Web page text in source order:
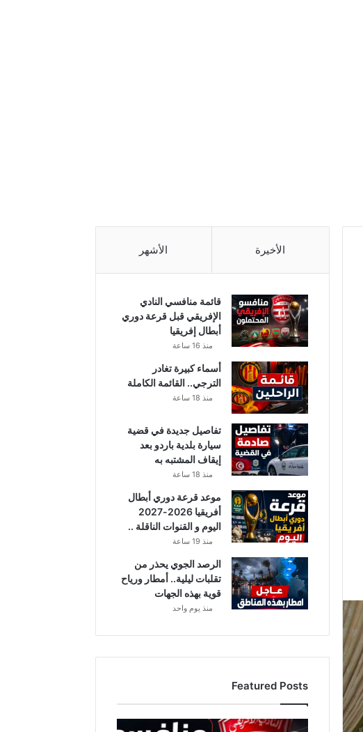
الأخيرة الأشهر
قائمة منافسي النادي
الإفريقي قبل قرعة دوري
أبطال إفريقيا
منذ 16 ساعة
أسماء كبيرة تغادر
الترجي.. القائمة الكاملة
منذ 18 ساعة
تفاصيل جديدة في قضية
سيارة بلدية باردو بعد
إيقاف المشتبه به
منذ 18 ساعة
موعد قرعة دوري أبطال
أفريقيا 2026-2027
اليوم و القنوات الناقلة ..
منذ 19 ساعة
الرصد الجوي يحذر من
تقلبات ليلية.. أمطار ورياح
قوية بهذه الجهات
منذ يوم واحد
Featured Posts
ق